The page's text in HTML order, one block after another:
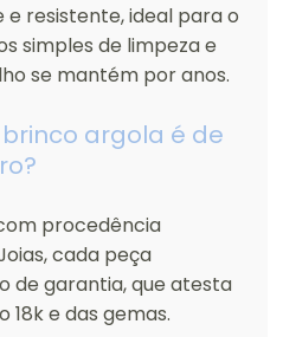
e resistente, ideal para o
simples de limpeza e
se mantém por anos.
argola é de
procedência
cada peça
de garantia, que atesta
18k e das gemas.